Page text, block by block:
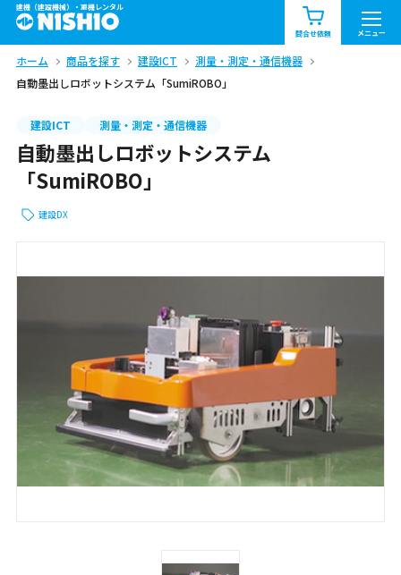
建機（建設機械）・重機レンタル
問合せ依頼 メニュー
商品一覧 お知らせ一覧
問合せ依頼リスト お問合せ
北海道 東北
ホーム 商品を探す 建設ICT
測量・測定・通信機器
自動墨出しロボットシステム「SumiROBO」
建設ICT 測量・測定・通信機器
自動墨出しロボットシステム
「SumiROBO」
建設DX